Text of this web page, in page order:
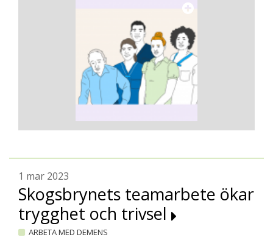
1 mar 2023
Skogsbrynets teamarbete ökar
trygghet och trivsel
ARBETA MED DEMENS